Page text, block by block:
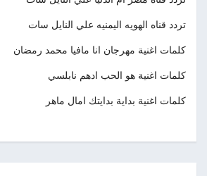
تردد قناه الهويه اليمنيه علي النايل سات
كلمات اغنية مهرجان انا مافيا محمد رمضان
كلمات اغنية هو الحب ادهم نابلسي
كلمات اغنية بداية بدايتك امال ماهر